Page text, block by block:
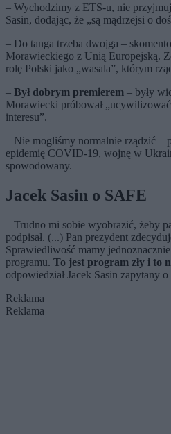
– Wychodzimy z ETS-u, nie
Sasin, dodając, że „są mądrzejsi o
– Do tanga trzeba dwojga –
Morawieckiego z Unią Europejską.
rolę Polski jako „wasala”, którym
– Był dobrym premierem – były
Morawiecki próbował
interesu”.
– Nie mogliśmy normalnie rządzić –
epidemię COVID-19, wojnę w
spowodowany.
Jacek Sasin o SAFE
– Trudno mi sobie wyobrazić, żeby
podpisał. (...) Pan prezydent
Sprawiedliwość mamy
programu. To jest program zły i to
odpowiedział Jacek Sasin zapytany
Reklama
Reklama